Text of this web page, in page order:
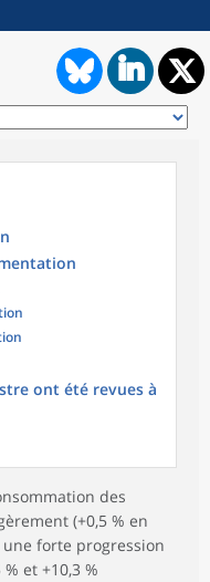
ont été revues à
des
(+0,5 % en
forte progression
et +10,3 %